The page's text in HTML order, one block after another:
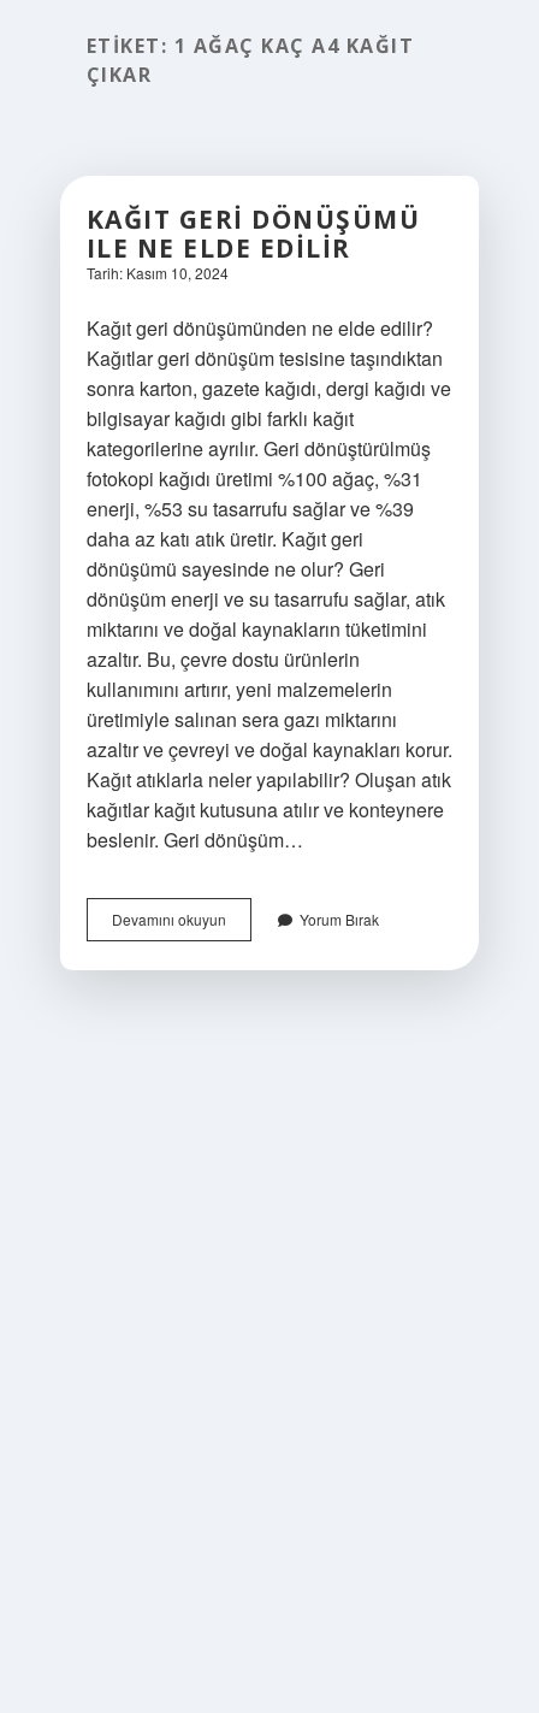
ETIKET: 1 AĞAÇ KAÇ A4 KAĞIT
ÇIKAR
KAĞIT GERI DÖNÜŞÜMÜ
ILE NE ELDE EDILIR
Tarih: Kasım 10, 2024
Kağıt geri dönüşümünden ne elde edilir?
Kağıtlar geri dönüşüm tesisine taşındıktan
sonra karton, gazete kağıdı, dergi kağıdı ve
bilgisayar kağıdı gibi farklı kağıt
kategorilerine ayrılır. Geri dönüştürülmüş
fotokopi kağıdı üretimi %100 ağaç, %31
enerji, %53 su tasarrufu sağlar ve %39
daha az katı atık üretir. Kağıt geri
dönüşümü sayesinde ne olur? Geri
dönüşüm enerji ve su tasarrufu sağlar, atık
miktarını ve doğal kaynakların tüketimini
azaltır. Bu, çevre dostu ürünlerin
kullanımını artırır, yeni malzemelerin
üretimiyle salınan sera gazı miktarını
azaltır ve çevreyi ve doğal kaynakları korur.
Kağıt atıklarla neler yapılabilir? Oluşan atık
kağıtlar kağıt kutusuna atılır ve konteynere
beslenir. Geri dönüşüm…
Devamını okuyunKağıt
Geri
Yorum Bırak